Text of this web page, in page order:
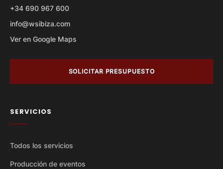
+34 690 967 600
info@wsibiza.com
Ver en Google Maps
SOLICITAR PRESUPUESTO
SERVICIOS
Todos los servicios
Producción de eventos